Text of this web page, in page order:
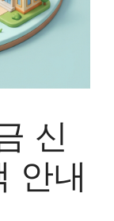
신
안내